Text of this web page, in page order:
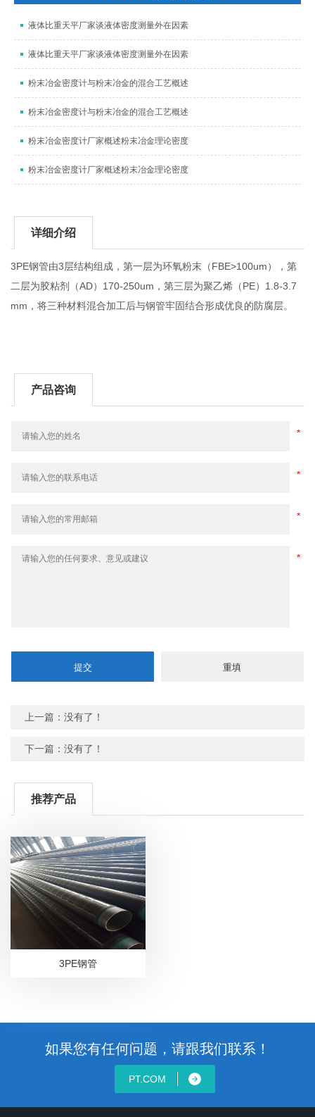
液体比重天平厂家谈液体密度测量外在因素
液体比重天平厂家谈液体密度测量外在因素
粉末冶金密度计与粉末冶金的混合工艺概述
粉末冶金密度计与粉末冶金的混合工艺概述
粉末冶金密度计厂家概述粉末冶金理论密度
粉末冶金密度计厂家概述粉末冶金理论密度
详细介绍
3PE钢管由3层结构组成，第一层为环氧粉末（FBE>100um），第
二层为胶粘剂（AD）170-250um，第三层为聚乙烯（PE）1.8-3.7
mm，将三种材料混合加工后与钢管牢固结合形成优良的防腐层。
产品咨询
上一篇：没有了！
下一篇：没有了！
推荐产品
3PE钢管
如果您有任何问题，请跟我们联系！
PT.COM